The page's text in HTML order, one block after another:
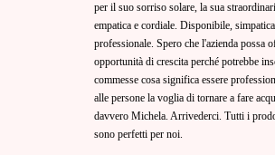
per il suo sorriso solare, la sua
empatica e cordiale. Disponibile,
professionale. Spero che l'azienda possa
opportunità di crescita perché potrebbe
commesse cosa significa essere
alle persone la voglia di tornare a fare
davvero Michela. Arrivederci. Tutti i
sono perfetti per noi.